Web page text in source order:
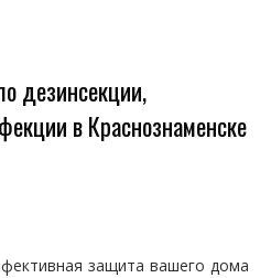
дезинсекции,
в Краснознаменске
защита вашего дома